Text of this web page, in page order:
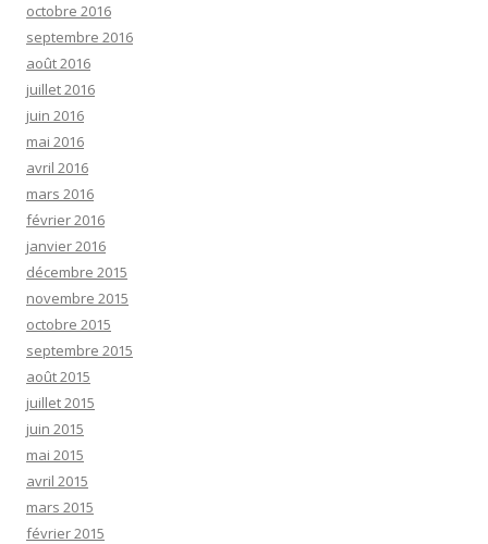
octobre 2016
septembre 2016
août 2016
juillet 2016
juin 2016
mai 2016
avril 2016
mars 2016
février 2016
janvier 2016
décembre 2015
novembre 2015
octobre 2015
septembre 2015
août 2015
juillet 2015
juin 2015
mai 2015
avril 2015
mars 2015
février 2015